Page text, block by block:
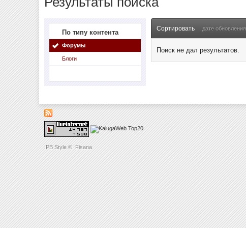
IPB Style © Fisana
По типу контента
Форумы
Блоги
Сортировать дате обновления
Поиск не дал результатов.